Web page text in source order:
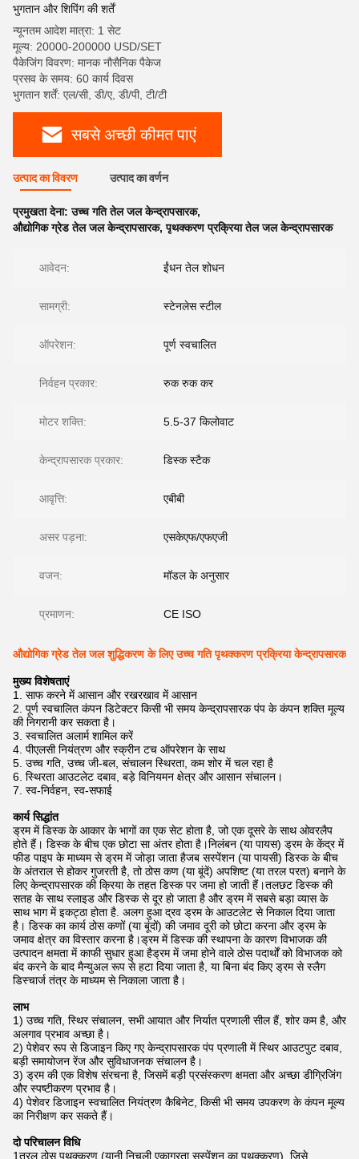
भुगतान और शिपिंग की शर्तें
न्यूनतम आदेश मात्रा: 1 सेट
मूल्य: 20000-200000 USD/SET
पैकेजिंग विवरण: मानक नौसैनिक पैकेज
प्रसव के समय: 60 कार्य दिवस
भुगतान शर्तें: एल/सी, डी/ए, डी/पी, टी/टी
सबसे अच्छी कीमत पाएं
उत्पाद का विवरण उत्पाद का वर्णन
प्रमुखता देना:उच्च गति तेल जल केन्द्रापसारक,
औद्योगिक ग्रेड तेल जल केन्द्रापसारक,पृथक्करण प्रक्रिया तेल जल केन्द्रापसारक
आवेदन: ईंधन तेल शोधन
सामग्री: स्टेनलेस स्टील
ऑपरेशन: पूर्ण स्वचालित
निर्वहन प्रकार: रुक रुक कर
मोटर शक्ति: 5.5-37 किलोवाट
केन्द्रापसारक प्रकार: डिस्क स्टैक
आवृत्ति: एबीबी
असर पड़ना: एसकेएफ/एफएजी
वजन: मॉडल के अनुसार
प्रमाणन: CE ISO
औद्योगिक ग्रेड तेल जल शुद्धिकरण के लिए उच्च गति पृथक्करण प्रक्रिया केन्द्रापसारक
मुख्य विशेषताएं
साफ करने में आसान और रखरखाव में आसान
पूर्ण स्वचालित कंपन डिटेक्टर किसी भी समय केन्द्रापसारक पंप के कंपन शक्ति मूल्य
की निगरानी कर सकता है।
स्वचालित अलार्म शामिल करें
पीएलसी नियंत्रण और स्क्रीन टच ऑपरेशन के साथ
उच्च गति, उच्च जी-बल, संचालन स्थिरता, कम शोर में चल रहा है
स्थिरता आउटलेट दबाव, बड़े विनियमन क्षेत्र और आसान संचालन।
स्व-निर्वहन, स्व-सफाई
कार्य सिद्धांत
ड्रम में डिस्क के आकार के भागों का एक सेट होता है, जो एक दूसरे के साथ ओवरलैप
होते हैं। डिस्क के बीच एक छोटा सा अंतर होता है।निलंबन (या पायस) ड्रम के केंद्र में
फीड पाइप के माध्यम से ड्रम में जोड़ा जाता हैजब सस्पेंशन (या पायसी) डिस्क के बीच
के अंतराल से होकर गुजरती है, तो ठोस कण (या बूंदें) अपशिष्ट (या तरल परत) बनाने के
लिए केन्द्रापसारक की क्रिया के तहत डिस्क पर जमा हो जाती हैं।तलछट डिस्क की
सतह के साथ स्लाइड और डिस्क से दूर हो जाता है और ड्रम में सबसे बड़ा व्यास के
साथ भाग में इकट्ठा होता है. अलग हुआ द्रव ड्रम के आउटलेट से निकाल दिया जाता
है। डिस्क का कार्य ठोस कणों (या बूंदों) की जमाव दूरी को छोटा करना और ड्रम के
जमाव क्षेत्र का विस्तार करना है।ड्रम में डिस्क की स्थापना के कारण विभाजक की
उत्पादन क्षमता में काफी सुधार हुआ हैड्रम में जमा होने वाले ठोस पदार्थों को विभाजक को
बंद करने के बाद मैन्युअल रूप से हटा दिया जाता है, या बिना बंद किए ड्रम से स्लैग
डिस्चार्ज तंत्र के माध्यम से निकाला जाता है।
लाभ
1) उच्च गति, स्थिर संचालन, सभी आयात और निर्यात प्रणाली सील हैं, शोर कम है, और
अलगाव प्रभाव अच्छा है।
2) पेशेवर रूप से डिजाइन किए गए केन्द्रापसारक पंप प्रणाली में स्थिर आउटपुट दबाव,
बड़ी समायोजन रेंज और सुविधाजनक संचालन है।
3) ड्रम की एक विशेष संरचना है, जिसमें बड़ी प्रसंस्करण क्षमता और अच्छा डीग्रिजिंग
और स्पष्टीकरण प्रभाव है।
4) पेशेवर डिजाइन स्वचालित नियंत्रण कैबिनेट, किसी भी समय उपकरण के कंपन मूल्य
का निरीक्षण कर सकते हैं।
दो परिचालन विधि
1तरल ठोस पृथक्करण (यानी निचली एकाग्रता सस्पेंशन का पृथक्करण), जिसे